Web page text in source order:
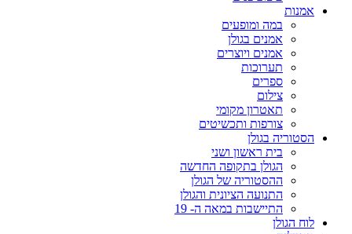
אמנות
במה ומופעים
אמנים בגולן
אמנים ויוצרים
תערוכות
ספרים
צילום
תאטרון מקומי
צורפות ותכשיטים
הסטוריה בגולן
בית ראשון ושני
הגולן בתקופה החדשה
ההסטוריה של הגולן
התנועה הציונית והגולן
התיישבות במאה ה- 19
לוח הגולן